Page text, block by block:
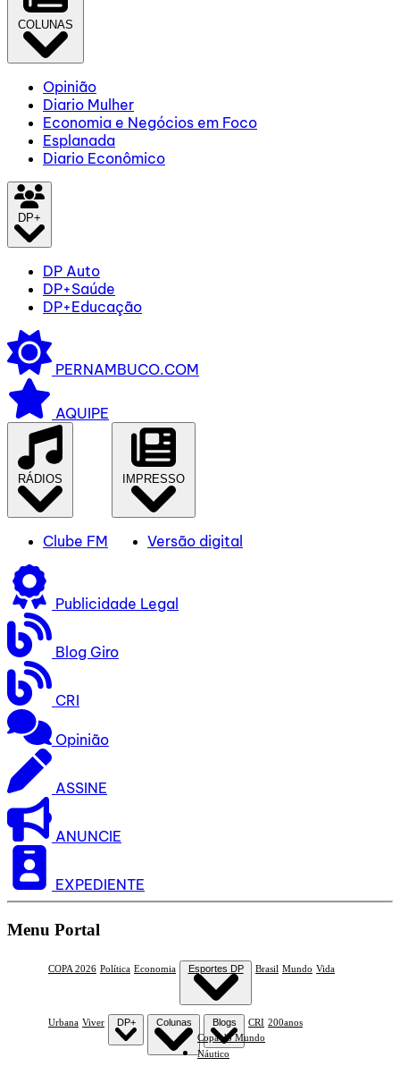
COLUNAS
Opinião
Diario Mulher
Economia e Negócios em Foco
Esplanada
Diario Econômico
DP+
DP Auto
DP+Saúde
DP+Educação
PERNAMBUCO.COM
AQUIPE
RÁDIOS
Clube FM
IMPRESSO
Versão digital
Publicidade Legal
Blog Giro
CRI
Opinião
ASSINE
ANUNCIE
EXPEDIENTE
Menu Portal
COPA 2026 Política Economia Esportes DP
Copa do Mundo
Náutico
Brasil Mundo Vida
Urbana Viver DP+ Colunas Blogs CRI 200anos